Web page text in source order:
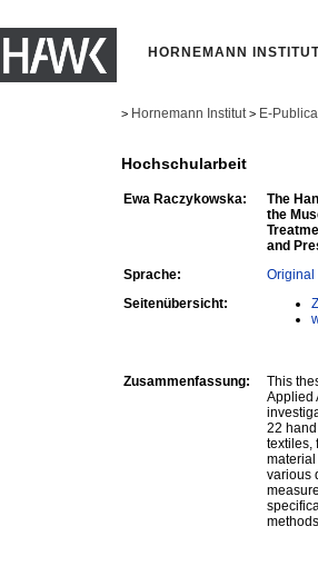
HORNEMANN
> Hornemann Institut > E-
Hochschularbeit
Ewa Raczykowska:
The
the
and
Sprache: Original
Seitenübersicht:
Zusammenfassung:
This
Applied
22
textiles,
various